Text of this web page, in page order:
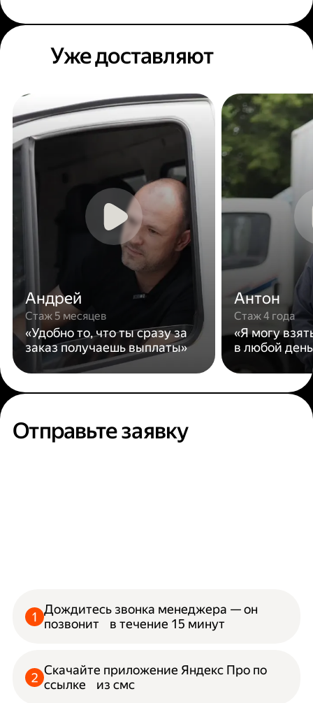
Уже доставляют
Андрей
Стаж 5 месяцев
«Удобно то, что ты сразу за
заказ получаешь выплаты»
Антон
Стаж 4 года
«Я могу
в любой
Отправьте заявку
Дождитесь звонка менеджера — он
позвонит в течение 15 минут
Скачайте приложение Яндекс Про по
ссылке из смс